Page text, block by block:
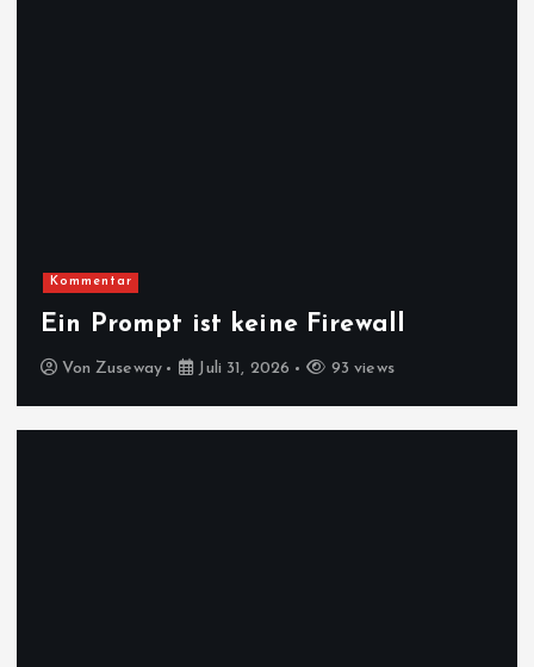
Kommentar
Ein Prompt ist keine Firewall
Von Zuseway Juli 31, 2026 93 views